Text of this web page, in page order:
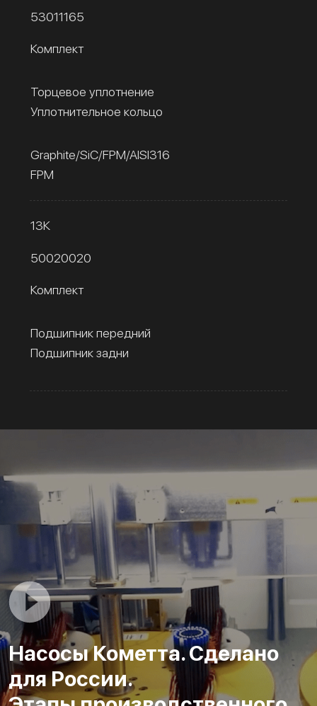
53011165
Комплект
Торцевое уплотнение
Уплотнительное кольцо
Graphite/SiC/FPM/AISI316
FPM
13К
50020020
Комплект
Подшипник передний
Подшипник задни
Насосы Кометта. Сделано
для России.